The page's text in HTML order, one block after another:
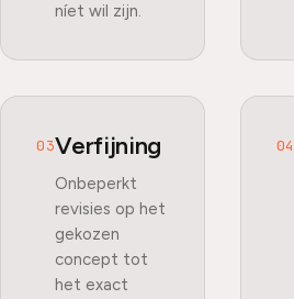
níet wil zijn.
03Verfijning
Onbeperkt
revisies op het
gekozen
concept tot
het exact
04